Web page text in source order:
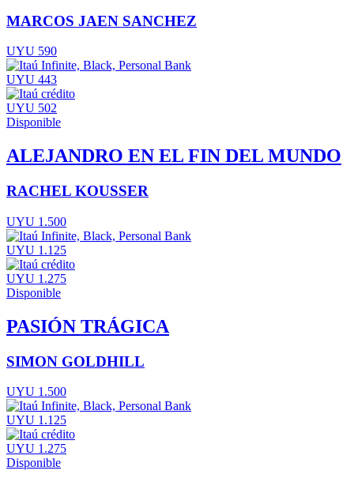
MARCOS JAEN SANCHEZ
UYU 590
UYU 443
UYU 502
Disponible
ALEJANDRO EN EL FIN DEL MUNDO
RACHEL KOUSSER
UYU 1.500
UYU 1.125
UYU 1.275
Disponible
PASIÓN TRÁGICA
SIMON GOLDHILL
UYU 1.500
UYU 1.125
UYU 1.275
Disponible